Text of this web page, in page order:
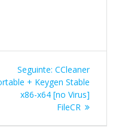
Seguinte: Post
seguinte:
CCleaner
+ Keygen Stable
x86-x64 [no Virus]
FileCR